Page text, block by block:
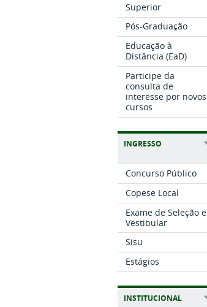
Superior
Pós-Graduação
Educação à
Distância (EaD)
Participe da
consulta de
interesse por novos
cursos
INGRESSO
Concurso Público
Copese Local
Exame de Seleção e
Vestibular
Sisu
Estágios
INSTITUCIONAL